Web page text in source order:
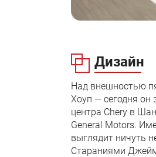
Дизайн
Над внешностью
Хоуп — сегодня он
центра Chery в
General Motors.
выглядит ничуть
Стараниями